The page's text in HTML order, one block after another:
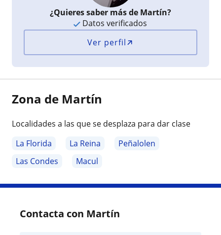
¿Quieres saber más de Martín?
Datos verificados
Ver perfil
Zona de Martín
Localidades a las que se desplaza para dar clase
La Florida
La Reina
Peñalolen
Las Condes
Macul
Contacta con Martín